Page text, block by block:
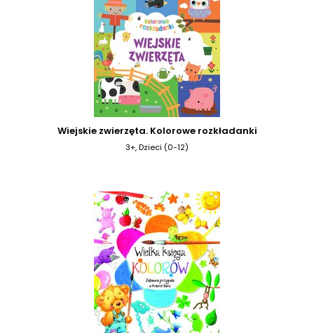
Wiejskie zwierzęta. Kolorowe rozkładanki
3+, Dzieci (0-12)